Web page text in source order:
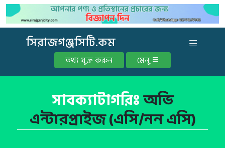
সিরাজগঞ্জসিটি.কম
তথ্য যুক্ত করুন মেনু
সাবক্যাটাগরিঃঅভি
এন্টারপ্রাইজ (এসি/নন এসি)